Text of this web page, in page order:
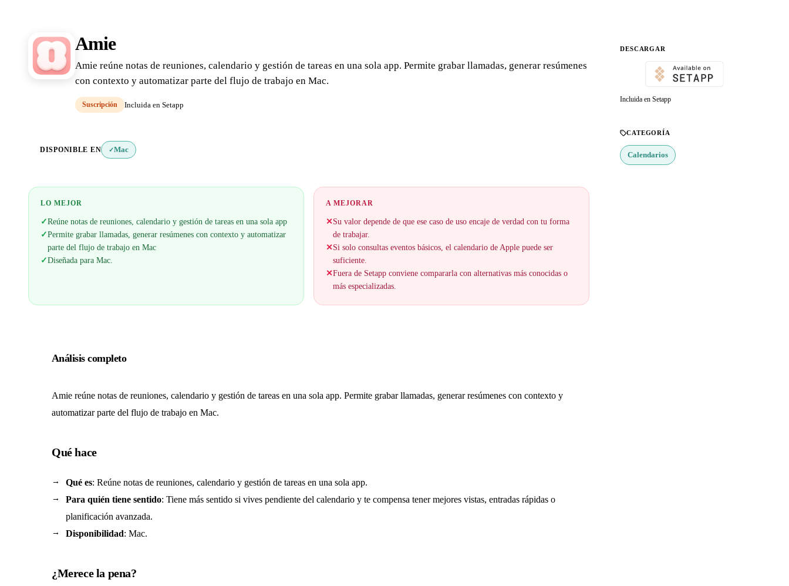
Amie
Amie reúne notas de reuniones, calendario y gestión de tareas en una sola app. Permite grabar llamadas, generar resúmenes
con contexto y automatizar parte del flujo de trabajo en Mac.
Suscripción Incluida en Setapp
DISPONIBLE EN ✓Mac
LO MEJOR
✓Reúne notas de reuniones, calendario y gestión de tareas en una sola app
✓Permite grabar llamadas, generar resúmenes con contexto y automatizar
parte del flujo de trabajo en Mac
✓Diseñada para Mac.
A MEJORAR
✕Su valor depende de que ese caso de uso encaje de verdad con tu forma
de trabajar.
✕Si solo consultas eventos básicos, el calendario de Apple puede ser
suficiente.
✕Fuera de Setapp conviene compararla con alternativas más conocidas o
más especializadas.
Análisis completo
Amie reúne notas de reuniones, calendario y gestión de tareas en una sola app. Permite grabar llamadas, generar resúmenes con contexto y
automatizar parte del flujo de trabajo en Mac.
Qué hace
Qué es: Reúne notas de reuniones, calendario y gestión de tareas en una sola app.
Para quién tiene sentido: Tiene más sentido si vives pendiente del calendario y te compensa tener mejores vistas, entradas rápidas o
planificación avanzada.
Disponibilidad: Mac.
¿Merece la pena?
DESCARGAR
Incluida en Setapp
CATEGORÍA
Calendarios